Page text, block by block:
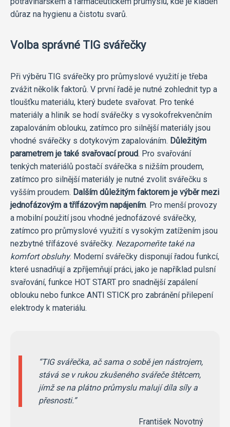
důraz na hygienu a čistotu svarů.
Volba správné TIG svářečky
Při výběru TIG svářečky pro průmyslové využití je třeba
zvážit několik faktorů. V první řadě je nutné zohlednit typ a
tloušťku materiálu, který budete svařovat. Pro tenké
materiály a hliník se hodí svářečky s vysokofrekvenčním
zapalováním oblouku, zatímco pro silnější materiály jsou
vhodné svářečky s dotykovým zapalováním. Důležitým
parametrem je také svařovací proud. Pro svařování
tenkých materiálů postačí svářečka s nižším proudem,
zatímco pro silnější materiály je nutné zvolit svářečku s
vyšším proudem. Dalším důležitým faktorem je výběr mezi
jednofázovým a třífázovým napájením. Pro menší provozy
a mobilní použití jsou vhodné jednofázové svářečky,
zatímco pro průmyslové využití s vysokým zatížením jsou
nezbytné třífázové svářečky. Nezapomeňte také na
komfort obsluhy. Moderní svářečky disponují řadou funkcí,
které usnadňují a zpříjemňují práci, jako je například pulsní
svařování, funkce HOT START pro snadnější zapálení
oblouku nebo funkce ANTI STICK pro zabránění přilepení
elektrody k materiálu.
TIG svářečka, ač sama o sobě jen nástrojem,
stává se v rukou zkušeného svářeče štětcem,
jímž se na plátno průmyslu malují díla síly a
přesnosti.
František Novotný